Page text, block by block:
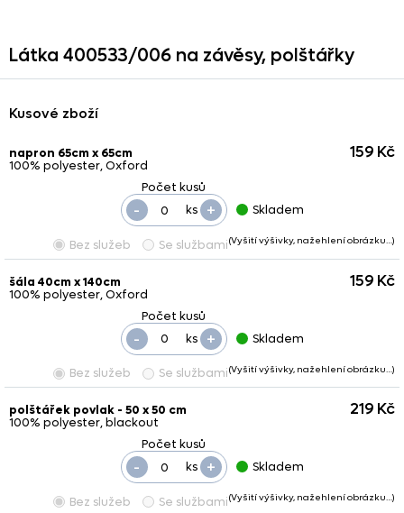
Látka 400533/006 na závěsy, polštářky
Kusové zboží
napron 65cm x 65cm
100% polyester, Oxford
ks +
-
159 Kč
Skladem
Bez služeb Se službami(Vyšití výšivky, nažehlení obrázku…)
šála 40cm x 140cm
100% polyester, Oxford
ks +
-
159 Kč
Skladem
Bez služeb Se službami(Vyšití výšivky, nažehlení obrázku…)
polštářek povlak - 50 x 50 cm
100% polyester, blackout
ks +
-
219 Kč
Skladem
Bez služeb Se službami(Vyšití výšivky, nažehlení obrázku…)